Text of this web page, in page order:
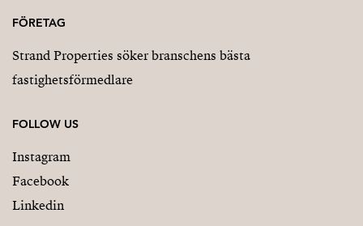
FÖRETAG
Strand Properties söker branschens bästa
fastighetsförmedlare
FOLLOW US
Instagram
Facebook
Linkedin